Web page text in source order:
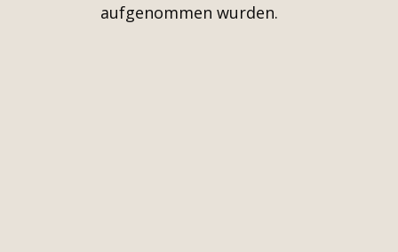
aufgenommen wurden.